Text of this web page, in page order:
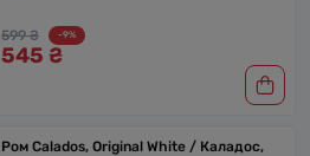
599 ₴ -9%
545 ₴
Ром Calados, Original White / Каладос,